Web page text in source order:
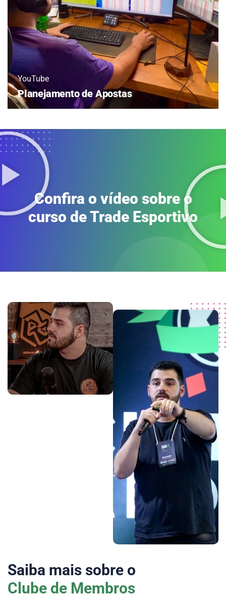
YouTube
Planejamento de Apostas
Confira o vídeo sobre o
curso de Trade Esportivo
Saiba mais sobre o
Clube de Membros